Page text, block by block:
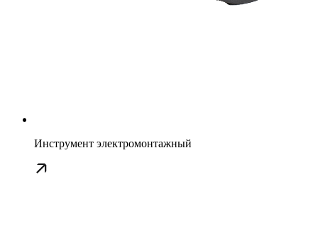
Инструмент электромонтажный